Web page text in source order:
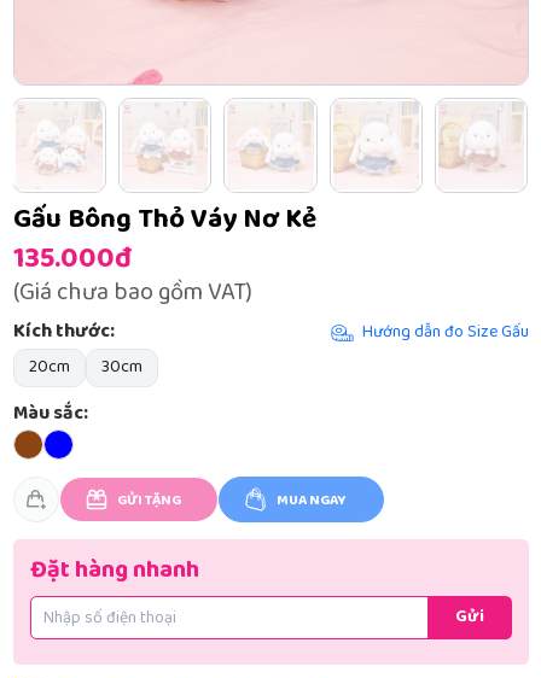
Gấu Bông Thỏ Váy Nơ Kẻ
135.000đ
(Giá chưa bao gồm VAT)
Kích thước:
Hướng dẫn đo Size Gấu
20cm
30cm
Màu sắc:
GỬI TẶNG MUA NGAY
Đặt hàng nhanh
Gửi